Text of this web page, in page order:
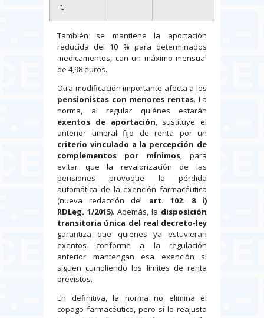
€
También se mantiene la aportación
reducida del 10 % para determinados
medicamentos, con un máximo mensual
de 4,98 euros.
Otra modificación importante afecta a los
pensionistas con menores rentas. La
norma, al regular quiénes estarán
exentos de aportación, sustituye el
anterior umbral fijo de renta por un
criterio vinculado a la percepción de
complementos por mínimos, para
evitar que la revalorización de las
pensiones provoque la pérdida
automática de la exención farmacéutica
(nueva redacción del art. 102. 8 i)
RDLeg. 1/2015). Además, la disposición
transitoria única del real decreto-ley
garantiza que quienes ya estuvieran
exentos conforme a la regulación
anterior mantengan esa exención si
siguen cumpliendo los límites de renta
previstos.
En definitiva, la norma no elimina el
copago farmacéutico, pero sí lo reajusta